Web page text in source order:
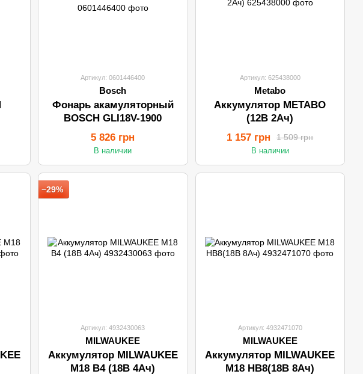
Артикул: 0601446400
Bosch
Фонарь акамуляторный
BOSCH GLI18V-1900
5 826 грн
В наличии
Артикул: 625438000
Metabo
Аккумулятор METABO
(12В 2Ач)
1 509 грн
1 157 грн
В наличии
−29%
Артикул: 4932430063
MILWAUKEE
Аккумулятор MILWAUKEE
M18 B4 (18В 4Ач)
Артикул: 4932471070
MILWAUKEE
Аккумулятор MILWAUKEE
M18 HB8(18В 8Ач)